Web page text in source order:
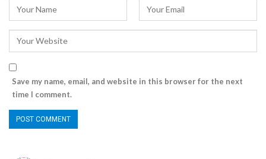
Save my name, email, and website in this browser for the next
time I comment.